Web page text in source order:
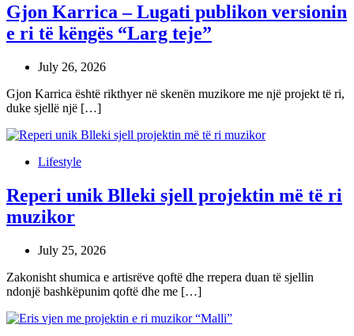
Gjon Karrica – Lugati publikon versionin
e ri të këngës “Larg teje”
July 26, 2026
Gjon Karrica është rikthyer në skenën muzikore me një projekt të ri,
duke sjellë një […]
Lifestyle
Reperi unik Blleki sjell projektin më të ri
muzikor
July 25, 2026
Zakonisht shumica e artisrëve qoftë dhe rrepera duan të sjellin
ndonjë bashkëpunim qoftë dhe me […]